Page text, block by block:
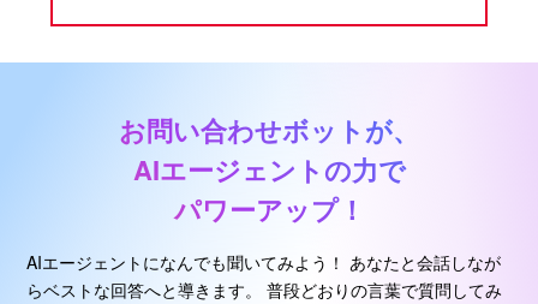
お問い合わせボットが、
AIエージェントの力で
パワーアップ！
AIエージェントになんでも聞いてみよう！ あなたと会話しなが
らベストな回答へと導きます。
普段どおりの言葉で質問してみ